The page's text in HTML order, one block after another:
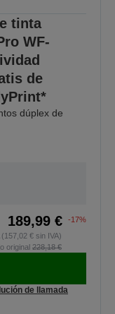
tinta
WF-
de
dúplex de
189,99 €
-17%
(157,02 € sin IVA)
original 228,18 €
de llamada